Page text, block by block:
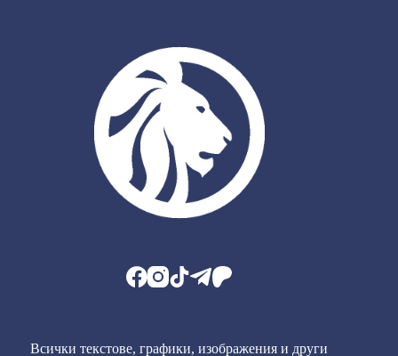
Всички текстове, графики, изображения и други